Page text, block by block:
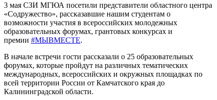
3 мая СЗИ МГЮА посетили представители областного центра
«Содружество», рассказавшие нашим студентам о
возможности участия в всероссийских молодежных
образовательных форумах, грантовых конкурсах и
премии #МЫВМЕСТЕ.
В начале встречи гости рассказали о 25 образовательных
форумах, которые пройдут на различных тематических
международных, всероссийских и окружных площадках по
всей территории России от Камчатского края до
Калининградской области.